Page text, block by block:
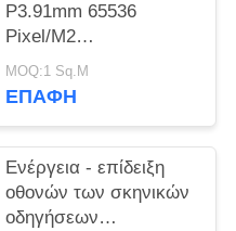
P3.91mm 65536
Pixel/M2
σιδηροδρομικών
σταθμών/των
MOQ:1 Sq.M
ΕΠΑΦΉ
Ενέργεια - επίδειξη
οθονών των σκηνικών
οδηγήσεων